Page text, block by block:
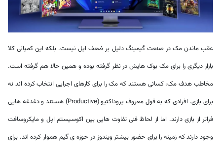
عقب ماندن مک در صنعت گیمینگ دلیل بر ضعف اپل نیست. بلکه این کمپانی کلا
بازار دیگری را برای مک بوک هایش در نظر گرفته بوده و همین حالا هم گرفته است.
مخاطب هدف مک، کسانی هستند که مک را برای کارهای اجرایی انتخاب کرده اند نه
برای بازی. افرادی که به قول معروف پروداکتیو (Productive) هستند و دغدغه هایی
فراتر از بازی دارند. اما از لحاظ فنی تفاوت هایی بین اکوسیستم اپل و مایکروسافت
وجود دارند که زمینه را برای حضور بیشتر ویندوز در حوزه ی گیم هموار کرده اند. برای